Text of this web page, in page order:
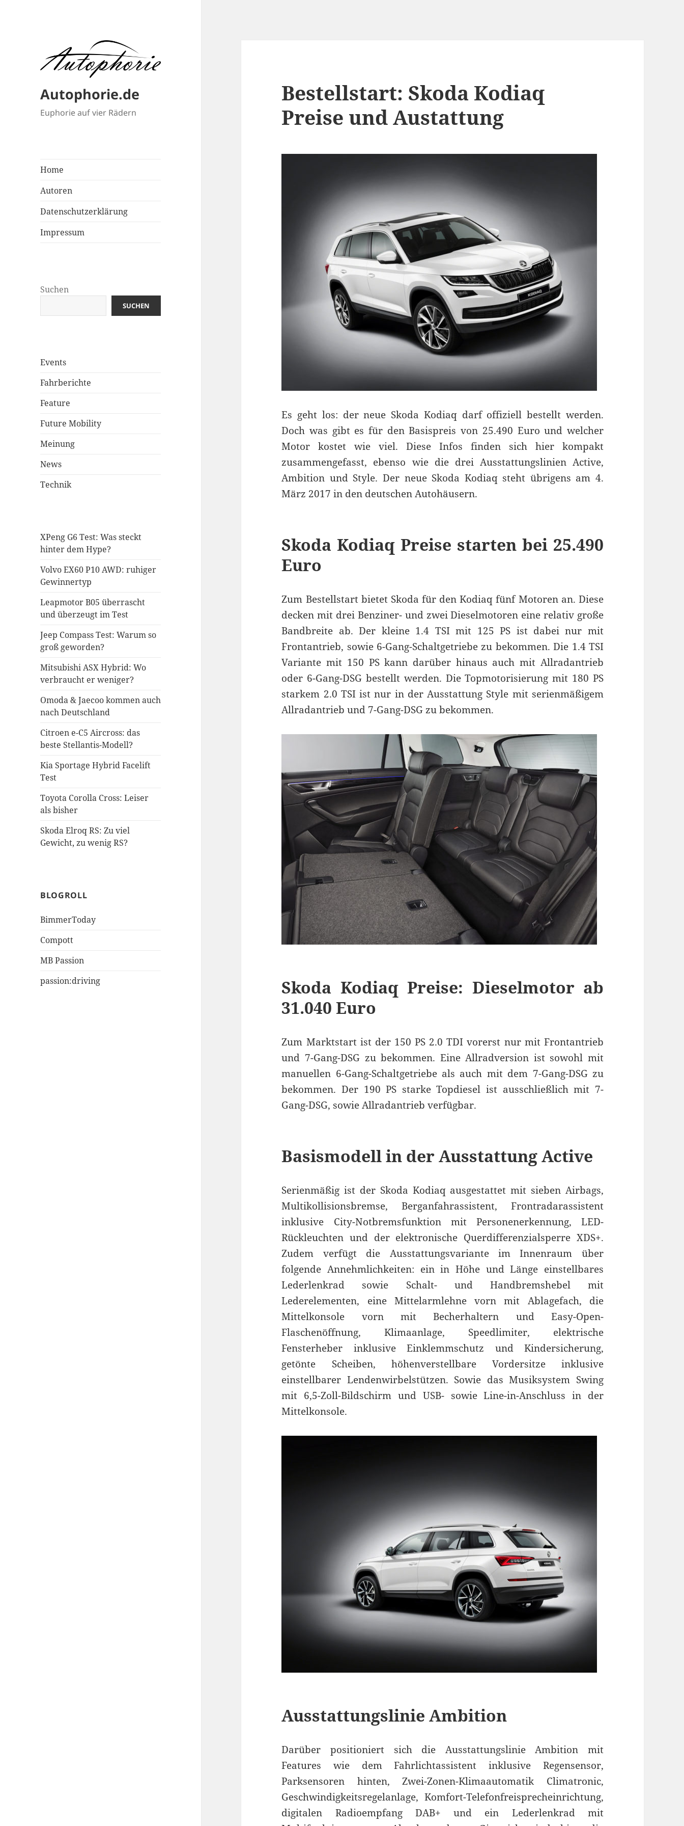
Autophorie.de
Euphorie auf vier Rädern
Home
Autoren
Datenschutzerklärung
Impressum
Suchen
SUCHEN
Events
Fahrberichte
Feature
Future Mobility
Meinung
News
Technik
XPeng G6 Test: Was steckt
hinter dem Hype?
Volvo EX60 P10 AWD: ruhiger
Gewinnertyp
Leapmotor B05 überrascht
und überzeugt im Test
Jeep Compass Test: Warum so
groß geworden?
Mitsubishi ASX Hybrid: Wo
verbraucht er weniger?
Omoda & Jaecoo kommen auch
nach Deutschland
Citroen e-C5 Aircross: das
beste Stellantis-Modell?
Kia Sportage Hybrid Facelift
Test
Toyota Corolla Cross: Leiser
als bisher
Skoda Elroq RS: Zu viel
Gewicht, zu wenig RS?
BLOGROLL
BimmerToday
Compott
MB Passion
passion:driving
Bestellstart: Skoda Kodiaq
Preise und Austattung
Es geht los: der neue Skoda Kodiaq darf offiziell bestellt werden.
Doch was gibt es für den Basispreis von 25.490 Euro und welcher
Motor kostet wie viel. Diese Infos finden sich hier kompakt
zusammengefasst, ebenso wie die drei Ausstattungslinien Active,
Ambition und Style. Der neue Skoda Kodiaq steht übrigens am 4.
März 2017 in den deutschen Autohäusern.
Skoda Kodiaq Preise starten bei 25.490
Euro
Zum Bestellstart bietet Skoda für den Kodiaq fünf Motoren an. Diese
decken mit drei Benziner- und zwei Dieselmotoren eine relativ große
Bandbreite ab. Der kleine 1.4 TSI mit 125 PS ist dabei nur mit
Frontantrieb, sowie 6-Gang-Schaltgetriebe zu bekommen. Die 1.4 TSI
Variante mit 150 PS kann darüber hinaus auch mit Allradantrieb
oder 6-Gang-DSG bestellt werden. Die Topmotorisierung mit 180 PS
starkem 2.0 TSI ist nur in der Ausstattung Style mit serienmäßigem
Allradantrieb und 7-Gang-DSG zu bekommen.
Skoda Kodiaq Preise: Dieselmotor ab
31.040 Euro
Zum Marktstart ist der 150 PS 2.0 TDI vorerst nur mit Frontantrieb
und 7-Gang-DSG zu bekommen. Eine Allradversion ist sowohl mit
manuellen 6-Gang-Schaltgetriebe als auch mit dem 7-Gang-DSG zu
bekommen. Der 190 PS starke Topdiesel ist ausschließlich mit 7-
Gang-DSG, sowie Allradantrieb verfügbar.
Basismodell in der Ausstattung Active
Serienmäßig ist der Skoda Kodiaq ausgestattet mit sieben Airbags,
Multikollisionsbremse, Berganfahrassistent, Frontradarassistent
inklusive City-Notbremsfunktion mit Personenerkennung, LED-
Rückleuchten und der elektronische Querdifferenzialsperre XDS+.
Zudem verfügt die Ausstattungsvariante im Innenraum über
folgende Annehmlichkeiten: ein in Höhe und Länge einstellbares
Lederlenkrad sowie Schalt- und Handbremshebel mit
Lederelementen, eine Mittelarmlehne vorn mit Ablagefach, die
Mittelkonsole vorn mit Becherhaltern und Easy-Open-
Flaschenöffnung, Klimaanlage, Speedlimiter, elektrische
Fensterheber inklusive Einklemmschutz und Kindersicherung,
getönte Scheiben, höhenverstellbare Vordersitze inklusive
einstellbarer Lendenwirbelstützen. Sowie das Musiksystem Swing
mit 6,5-Zoll-Bildschirm und USB- sowie Line-in-Anschluss in der
Mittelkonsole.
Ausstattungslinie Ambition
Darüber positioniert sich die Ausstattungslinie Ambition mit
Features wie dem Fahrlichtassistent inklusive Regensensor,
Parksensoren hinten, Zwei-Zonen-Klimaautomatik Climatronic,
Geschwindigkeitsregelanlage, Komfort-Telefonfreisprecheinrichtung,
digitalen Radioempfang DAB+ und ein Lederlenkrad mit